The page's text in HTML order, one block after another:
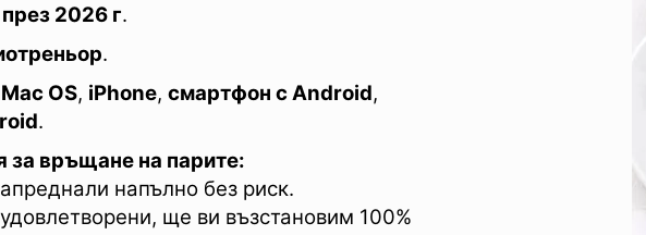
2026 г.
.
Mac OS, iPhone, смартфон с Android,
.
за връщане на парите:
напълно без риск.
ще ви възстановим 100%